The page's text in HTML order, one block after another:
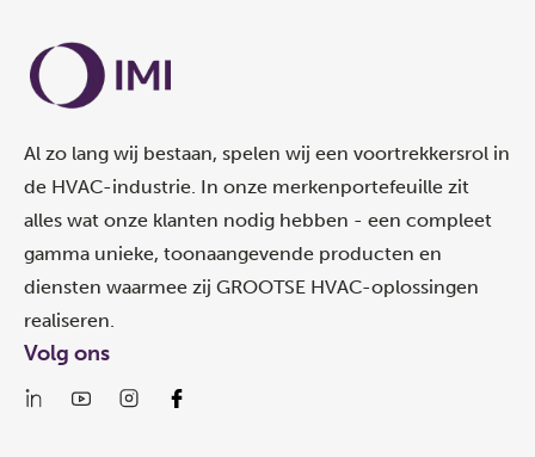
Al zo lang wij bestaan, spelen wij een voortrekkersrol in
de HVAC-industrie. In onze merkenportefeuille zit
alles wat onze klanten nodig hebben - een compleet
gamma unieke, toonaangevende producten en
diensten waarmee zij GROOTSE HVAC-oplossingen
realiseren.
Volg ons